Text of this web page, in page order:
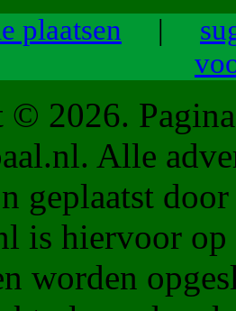
plaatsen |
2026.
Alle
geplaatst
is hiervoor
worden